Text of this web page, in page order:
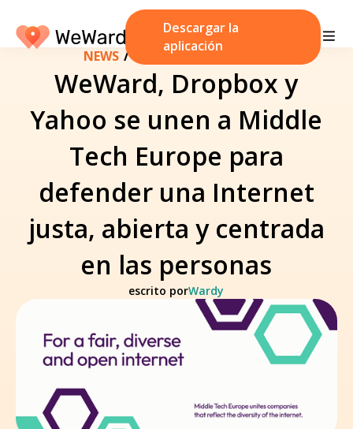
Descargar la
aplicación
NEWS /13 de octubre de 2025
WeWard, Dropbox y
Yahoo se unen a Middle
Tech Europe para
defender una Internet
justa, abierta y centrada
en las personas
escrito porWardy